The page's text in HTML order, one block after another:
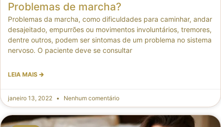
Problemas de marcha?
Problemas da marcha, como dificuldades para caminhar, andar
desajeitado, empurrões ou movimentos involuntários, tremores,
dentre outros, podem ser sintomas de um problema no sistema
nervoso. O paciente deve se consultar
LEIA MAIS 🡲
janeiro 13, 2022 Nenhum comentário